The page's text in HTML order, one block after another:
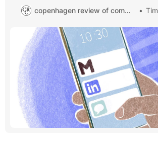
presserådgiver hos Københavns
presserådgiver til at finde og fortælle de
fra videnskabens verden. 2. Senior
Partner – Product Supply & Quality
copenhagen review of communication